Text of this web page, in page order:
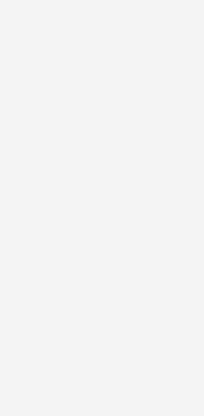
114 g/km; CO₂-
126 g/km; CO₂-
127 g/km; CO₂-
121 g/km; CO2-